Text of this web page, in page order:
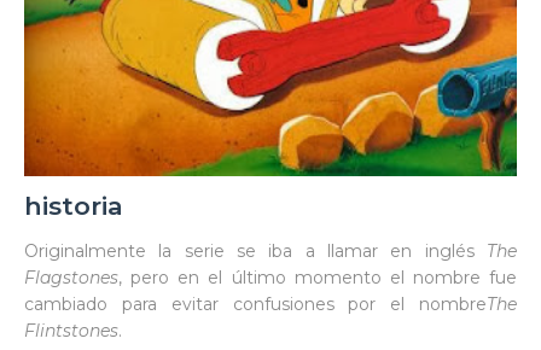
historia
Originalmente la serie se iba a llamar en inglés The
Flagstones, pero en el último momento el nombre fue
cambiado para evitar confusiones por el nombreThe
Flintstones.